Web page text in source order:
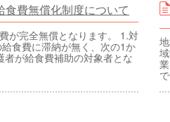
食費無償化制度について
が完全無償となります。 1.対
食費に滞納が無く、次の1か
者が給食費補助の対象者とな